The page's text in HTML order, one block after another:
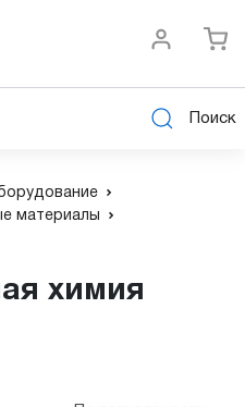
Поиск
материалы
химия